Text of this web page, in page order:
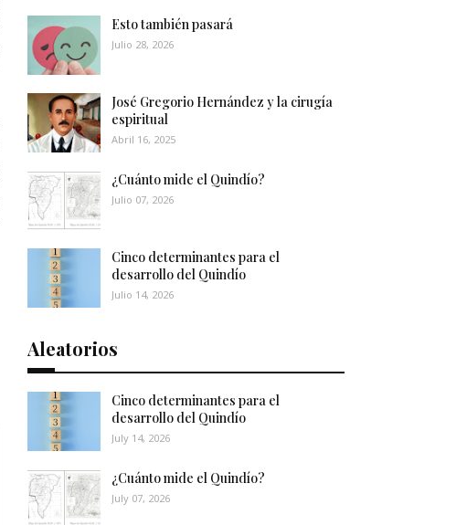
Esto también pasará
Julio 28, 2026
José Gregorio Hernández y la cirugía
espiritual
Abril 16, 2025
¿Cuánto mide el Quindío?
Julio 07, 2026
Cinco determinantes para el
desarrollo del Quindío
Julio 14, 2026
Aleatorios
Cinco determinantes para el
desarrollo del Quindío
July 14, 2026
¿Cuánto mide el Quindío?
July 07, 2026